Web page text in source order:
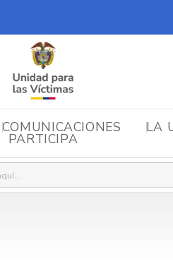
COMUNICACIONES LA
PARTICIPA